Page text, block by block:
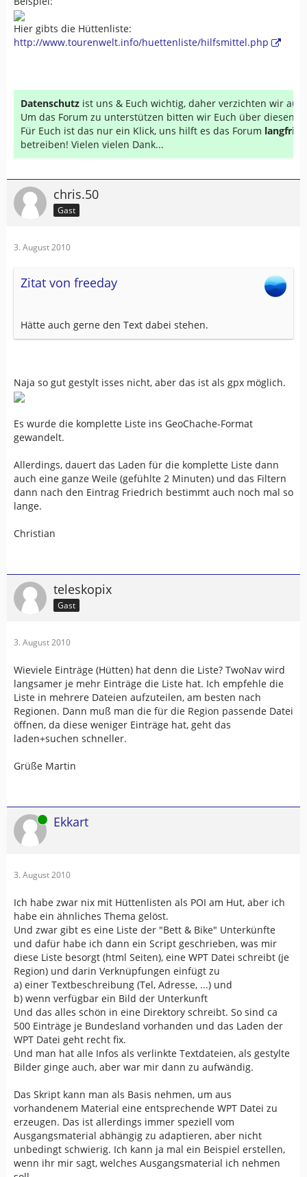
Hier gibts die Hüttenliste:
http://www.tourenwelt.info/huettenliste/hilfsmittel.php
Datenschutz ist uns & Euch wichtig, daher verzichten wir auf
Um das Forum zu unterstützen bitten wir Euch über diesen
Für Euch ist das nur ein Klick, uns hilft es das Forum
betreiben! Vielen vielen Dank...
chris.50
Gast
3. August 2010
Zitat von freeday
Hätte auch gerne den Text dabei stehen.
Naja so gut gestylt isses nicht, aber das ist als gpx möglich.
Es wurde die komplette Liste ins GeoChache-Format
gewandelt.
Allerdings, dauert das Laden für die komplette Liste dann
auch eine ganze Weile (gefühlte 2 Minuten) und das Filtern
dann nach den Eintrag Friedrich bestimmt auch noch mal so
lange.
Christian
teleskopix
Gast
3. August 2010
Wieviele Einträge (Hütten) hat denn die Liste? TwoNav wird
langsamer je mehr Einträge die Liste hat. Ich empfehle die
Liste in mehrere Dateien aufzuteilen, am besten nach
Regionen. Dann muß man die für die Region passende Datei
öffnen, da diese weniger Einträge hat, geht das
laden+suchen schneller.
Grüße Martin
Online Ekkart
3. August 2010
Ich habe zwar nix mit Hüttenlisten als POI am Hut, aber ich
habe ein ähnliches Thema gelöst.
Und zwar gibt es eine Liste der "Bett & Bike" Unterkünfte
und dafür habe ich dann ein Script geschrieben, was mir
diese Liste besorgt (html Seiten), eine WPT Datei schreibt (je
Region) und darin Verknüpfungen einfügt zu
a) einer Textbeschreibung (Tel, Adresse, ...) und
b) wenn verfügbar ein Bild der Unterkunft
Und das alles schön in eine Direktory schreibt. So sind ca
500 Einträge je Bundesland vorhanden und das Laden der
WPT Datei geht recht fix.
Und man hat alle Infos als verlinkte Textdateien, als gestylte
Bilder ginge auch, aber war mir dann zu aufwändig.
Das Skript kann man als Basis nehmen, um aus
vorhandenem Material eine entsprechende WPT Datei zu
erzeugen. Das ist allerdings immer speziell vom
Ausgangsmaterial abhängig zu adaptieren, aber nicht
unbedingt schwierig. Ich kann ja mal ein Beispiel erstellen,
wenn ihr mir sagt, welches Ausgangsmaterial ich nehmen